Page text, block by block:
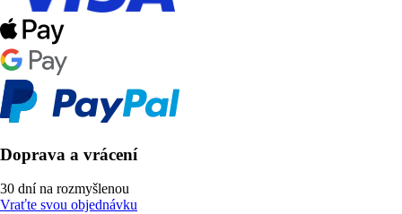
Doprava a vrácení
30 dní na rozmyšlenou
Vraťte svou objednávku